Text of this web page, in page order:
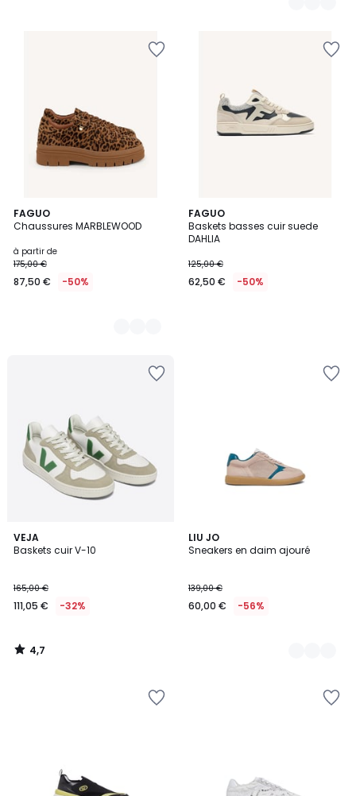
FAGUO
Chaussures MARBLEWOOD
à partir de
175,00 €
87,50 € -50%
3
Couleurs
FAGUO
Baskets basses cuir suede
DAHLIA
125,00 €
62,50 € -50%
VEJA
Baskets cuir V-10
165,00 €
111,05 € -32%
4,7
/ 5
4,7
/
LIU JO
Sneakers en daim ajouré
139,00 €
60,00 € -56%
3
Couleurs